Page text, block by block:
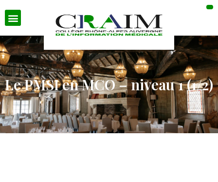
Le PMSI en MCO – niveau 1 (1/2)